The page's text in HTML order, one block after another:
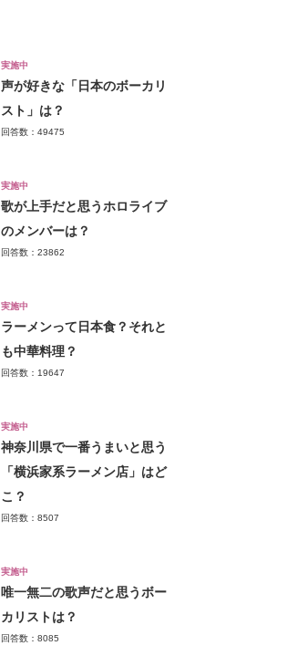
実施中
声が好きな「日本のボーカリ
スト」は？
回答数：49475
実施中
歌が上手だと思うホロライブ
のメンバーは？
回答数：23862
実施中
ラーメンって日本食？それと
も中華料理？
回答数：19647
実施中
神奈川県で一番うまいと思う
「横浜家系ラーメン店」はど
こ？
回答数：8507
実施中
唯一無二の歌声だと思うボー
カリストは？
回答数：8085